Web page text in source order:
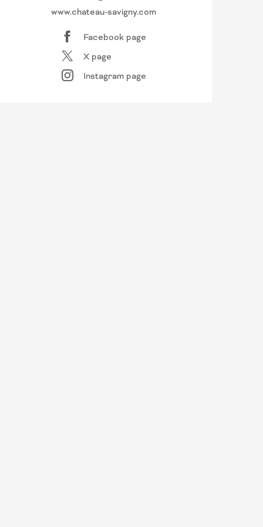
www.chateau-savigny.com
Facebook page
X page
Instagram page